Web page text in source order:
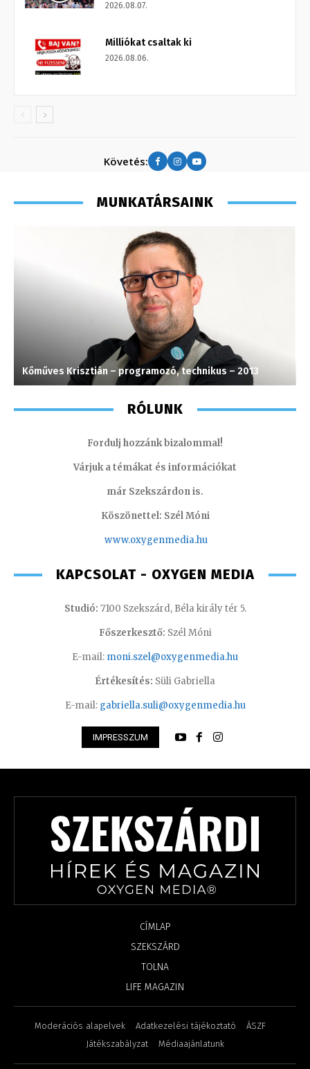
2026.08.07.
Milliókat csaltak ki
2026.08.06.
Követés:
MUNKATÁRSAINK
Kőműves Krisztián – programozó, technikus – 2013
RÓLUNK
Fordulj hozzánk bizalommal!
Várjuk a témákat és információkat
már Szekszárdon is.
Köszönettel: Szél Móni
www.oxygenmedia.hu
KAPCSOLAT - OXYGEN MEDIA
Studió: 7100 Szekszárd, Béla király tér 5.
Főszerkesztő: Szél Móni
E-mail: moni.szel@oxygenmedia.hu
Értékesítés: Süli Gabriella
E-mail: gabriella.suli@oxygenmedia.hu
IMPRESSZUM
CÍMLAP
SZEKSZÁRD
TOLNA
LIFE MAGAZIN
Moderációs alapelvek Adatkezelési tájékoztató
ÁSZF
Játékszabályzat
Médiaajánlatunk